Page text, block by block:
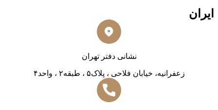
ایران
نشانی دفتر تهران
زعفرانیه، خیابان فلاحی ، پلاک۵ ، طبقه۲ ، واحد۴